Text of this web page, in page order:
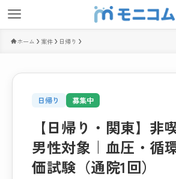
ホーム 案件 日帰り
日帰り 募集中
【日帰り・関東】非
男性対象｜血圧・循
価試験（通院1回）